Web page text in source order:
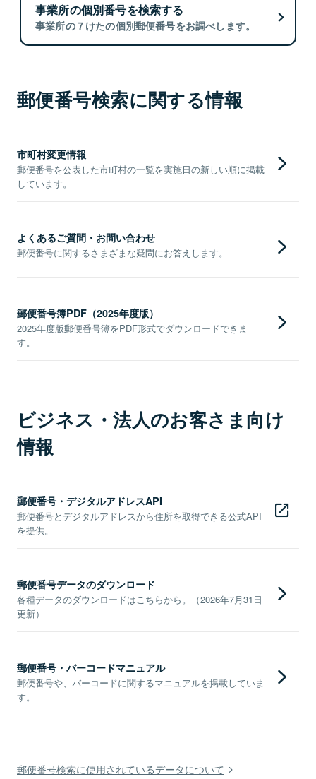
事業所の個別番号を検索する
事業所の７けたの個別郵便番号をお調べします。
郵便番号検索に関する情報
市町村変更情報
郵便番号を公表した市町村の一覧を実施日の新しい順に掲載
しています。
よくあるご質問・お問い合わせ
郵便番号に関するさまざまな疑問にお答えします。
郵便番号簿PDF（2025年度版）
2025年度版郵便番号簿をPDF形式でダウンロードできま
す。
ビジネス・法人のお客さま向け
情報
郵便番号・デジタルアドレスAPI
郵便番号とデジタルアドレスから住所を取得できる公式API
を提供。
郵便番号データのダウンロード
各種データのダウンロードはこちらから。（2026年7月31日
更新）
郵便番号・バーコードマニュアル
郵便番号や、バーコードに関するマニュアルを掲載していま
す。
郵便番号検索に使用されているデータについて